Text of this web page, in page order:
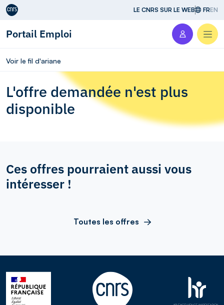
Aller au contenu LE CNRS SUR LE WEB FREN
Portail Emploi
Voir le fil d'ariane
L'offre demandée n'est plus
disponible
Ces offres pourraient aussi vous
intéresser !
Toutes les offres